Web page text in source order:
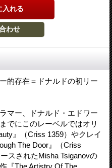
的存在＝ドナルドの初リー
マー、ドナルド・エドワー
でにこのレーベルではオリ
』（Criss 1359）やクレイ
The Door』（Criss
スされたMisha Tsiganovの
『The Artistry Of The